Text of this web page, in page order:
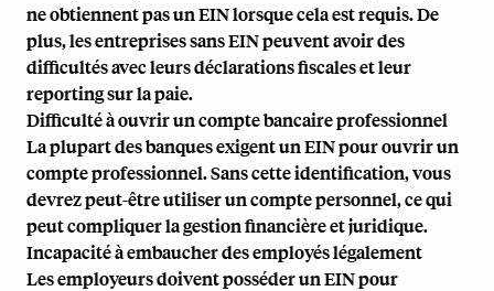
ne obtiennent pas un EIN lorsque cela est requis. De
plus, les entreprises sans EIN peuvent avoir des
difficultés avec leurs déclarations fiscales et leur
reporting sur la paie.
Difficulté à ouvrir un compte bancaire professionnel
La plupart des banques exigent un EIN pour ouvrir un
compte professionnel. Sans cette identification, vous
devrez peut-être utiliser un compte personnel, ce qui
peut compliquer la gestion financière et juridique.
Incapacité à embaucher des employés légalement
Les employeurs doivent posséder un EIN pour